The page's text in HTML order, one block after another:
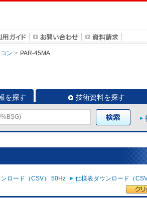
ン PAR-45MA
を探す 技術資料を探す
ロード（CSV） 50Hz 仕様表ダウンロード（